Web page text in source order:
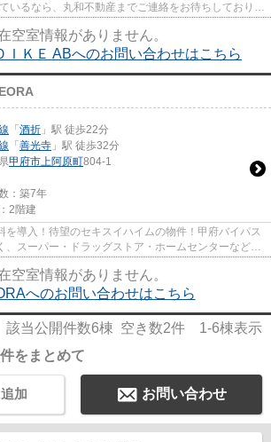
いるなら、丸和不動産までご連絡をお待ちしておりま
空室情報がありません。
ＩＫＥ ABへのお問い合わせはこちら
「 酒折 」駅 徒歩22分
「 善光寺 」駅 徒歩32分
甲府市上阿原町804-1
：築7年
2階建
を導入！待望のセキスイハイムの物件！甲府バイパス
、スーパー・ドラッグストア・ホームセンターなどが
空室情報がありません。
へのお問い合わせはこちら
該当公開件数6棟 空き数2件 1-6棟表示
をまとめて
お問い合わせ
加